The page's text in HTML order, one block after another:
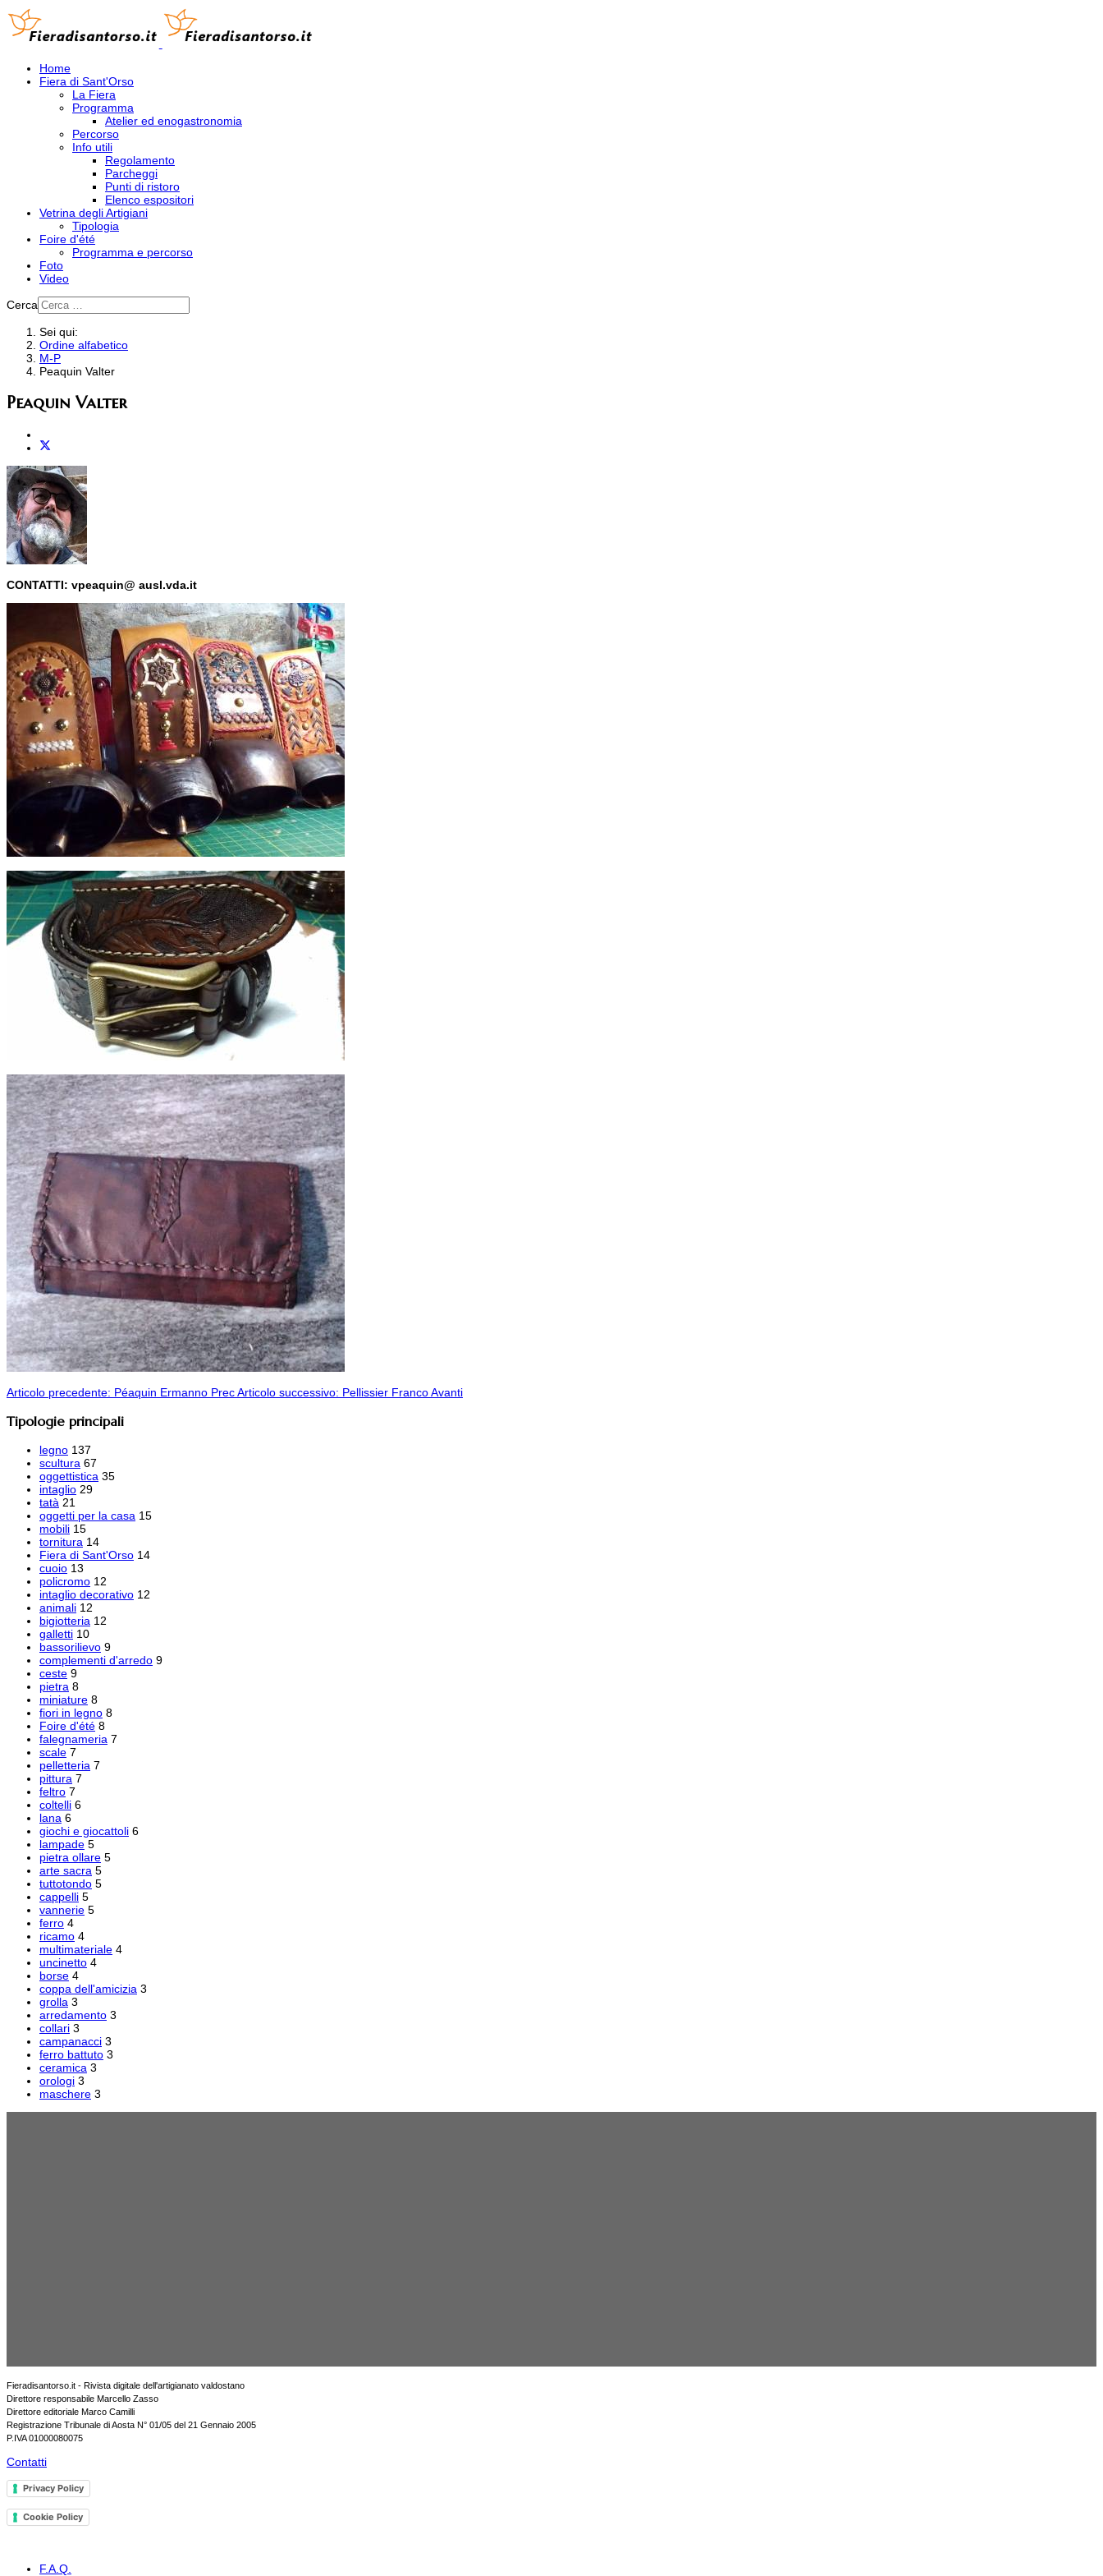
Home
Fiera di Sant'Orso
La Fiera
Programma
Atelier ed enogastronomia
Percorso
Info utili
Regolamento
Parcheggi
Punti di ristoro
Elenco espositori
Vetrina degli Artigiani
Tipologia
Foire d'été
Programma e percorso
Foto
Video
Cerca
Sei qui:
Ordine alfabetico
M-P
Peaquin Valter
Peaquin Valter
CONTATTI: vpeaquin@ ausl.vda.it
Articolo precedente: Péaquin Ermanno PrecArticolo successivo: Pellissier FrancoAvanti
Tipologie principali
legno 137
scultura 67
oggettistica 35
intaglio 29
tatà 21
oggetti per la casa 15
mobili 15
tornitura 14
Fiera di Sant'Orso 14
cuoio 13
policromo 12
intaglio decorativo 12
animali 12
bigiotteria 12
galletti 10
bassorilievo 9
complementi d'arredo 9
ceste 9
pietra 8
miniature 8
fiori in legno 8
Foire d'été 8
falegnameria 7
scale 7
pelletteria 7
pittura 7
feltro 7
coltelli 6
lana 6
giochi e giocattoli 6
lampade 5
pietra ollare 5
arte sacra 5
tuttotondo 5
cappelli 5
vannerie 5
ferro 4
ricamo 4
multimateriale 4
uncinetto 4
borse 4
coppa dell'amicizia 3
grolla 3
arredamento 3
collari 3
campanacci 3
ferro battuto 3
ceramica 3
orologi 3
maschere 3
Fieradisantorso.it - Rivista digitale dell'artigianato valdostano
Direttore responsabile Marcello Zasso
Direttore editoriale Marco Camilli
Registrazione Tribunale di Aosta N° 01/05 del 21 Gennaio 2005
P.IVA 01000080075
Contatti
Privacy Policy
Cookie Policy
F.A.Q.